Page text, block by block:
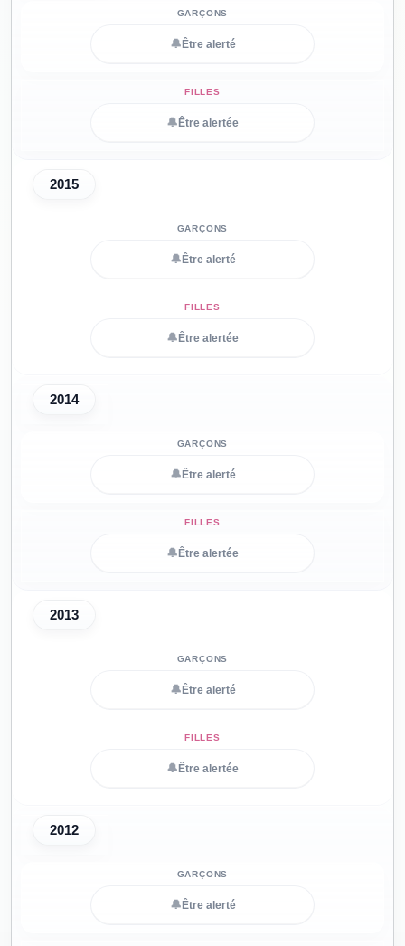
🔔 Être alerté
🔔 Être alertée
2015
🔔 Être alerté
🔔 Être alertée
2014
🔔 Être alerté
🔔 Être alertée
2013
🔔 Être alerté
🔔 Être alertée
2012
🔔 Être alerté